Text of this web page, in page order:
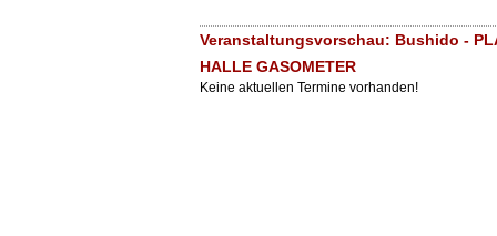
Veranstaltungsvorschau: Bushido -
HALLE GASOMETER
Keine aktuellen Termine vorhanden!